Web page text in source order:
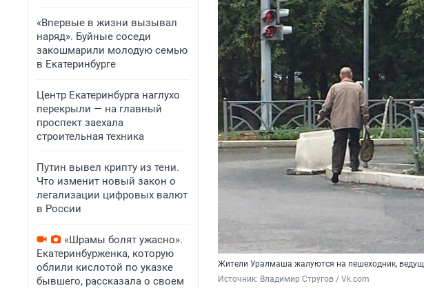
«Впервые в жизни вызывал
наряд». Буйные соседи
закошмарили молодую семью
в Екатеринбурге
Центр Екатеринбурга наглухо
перекрыли — на главный
проспект заехала
строительная техника
Путин вывел крипту из тени.
Что изменит новый закон о
легализации цифровых валют
в России
«Шрамы болят ужасно».
Екатеринбурженка, которую
облили кислотой по указке
бывшего, рассказала о своем
Жители Уралмаша жалуются на пешеходник,
Источник: Владимир Стругов / Vk.com